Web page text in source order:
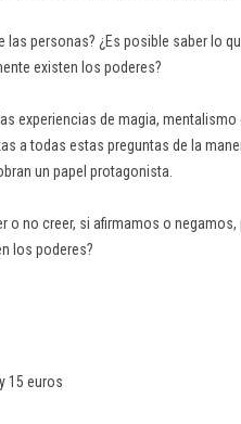
las personas? ¿Es posible saber lo
existen los poderes?
experiencias de magia,
a todas estas preguntas de la
un papel protagonista.
o no creer, si afirmamos o
los poderes?
15 euros